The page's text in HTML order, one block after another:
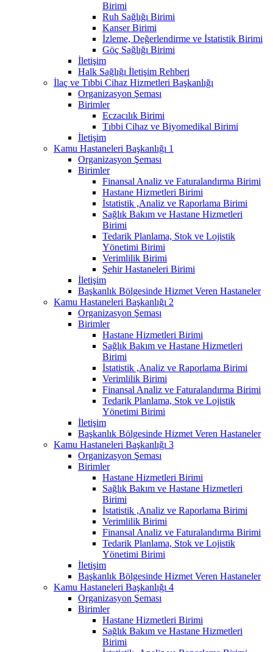
Birimi
Ruh Sağlığı Birimi
Kanser Birimi
İzleme, Değerlendirme ve İstatistik Birimi
Göç Sağlığı Birimi
İletişim
Halk Sağlığı İletişim Rehberi
İlaç ve Tıbbi Cihaz Hizmetleri Başkanlığı
Organizasyon Şeması
Birimler
Eczacılık Birimi
Tıbbi Cihaz ve Biyomedikal Birimi
İletişim
Kamu Hastaneleri Başkanlığı 1
Organizasyon Şeması
Birimler
Finansal Analiz ve Faturalandırma Birimi
Hastane Hizmetleri Birimi
İstatistik ,Analiz ve Raporlama Birimi
Sağlık Bakım ve Hastane Hizmetleri
Birimi
Tedarik Planlama, Stok ve Lojistik
Yönetimi Birimi
Verimlilik Birimi
Şehir Hastaneleri Birimi
İletişim
Başkanlık Bölgesinde Hizmet Veren Hastaneler
Kamu Hastaneleri Başkanlığı 2
Organizasyon Şeması
Birimler
Hastane Hizmetleri Birimi
Sağlık Bakım ve Hastane Hizmetleri
Birimi
İstatistik ,Analiz ve Raporlama Birimi
Verimlilik Birimi
Finansal Analiz ve Faturalandırma Birimi
Tedarik Planlama, Stok ve Lojistik
Yönetimi Birimi
İletişim
Başkanlık Bölgesinde Hizmet Veren Hastaneler
Kamu Hastaneleri Başkanlığı 3
Organizasyon Şeması
Birimler
Hastane Hizmetleri Birimi
Sağlık Bakım ve Hastane Hizmetleri
Birimi
İstatistik ,Analiz ve Raporlama Birimi
Verimlilik Birimi
Finansal Analiz ve Faturalandırma Birimi
Tedarik Planlama, Stok ve Lojistik
Yönetimi Birimi
İletişim
Başkanlık Bölgesinde Hizmet Veren Hastaneler
Kamu Hastaneleri Başkanlığı 4
Organizasyon Şeması
Birimler
Hastane Hizmetleri Birimi
Sağlık Bakım ve Hastane Hizmetleri
Birimi